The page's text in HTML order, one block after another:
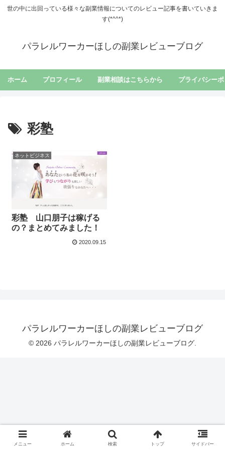
世の中に出回っている様々な副業情報についてのレビュー記事を書いていきま
す(*^^*)
パラレルワーカーほしの副業レビューブログ
ホーム プロフィール 副業相談はこちらから プライバシー
彩塾
ネットビジネス
彩塾 山口朋子は稼げる
の？まとめてみました！
2020.09.15
パラレルワーカーほしの副業レビューブログ
© 2026 パラレルワーカーほしの副業レビューブログ.
メニュー ホーム 検索 トップ サイドバー